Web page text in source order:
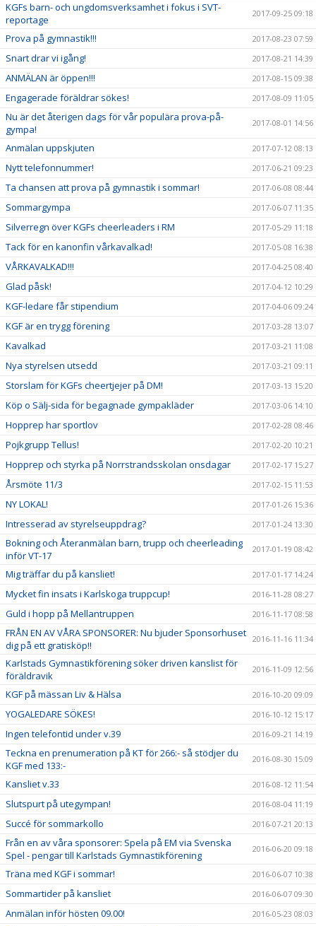
KGFs barn- och ungdomsverksamhet i fokus i SVT-
reportage
2017-09-25 09:18
Prova på gymnastik!!! 2017-08-23 07:59
Snart drar vi igång! 2017-08-21 14:39
ANMÄLAN är öppen!!! 2017-08-15 09:38
Engagerade föräldrar sökes! 2017-08-09 11:05
Nu är det återigen dags för vår populära prova-på-
gympa!
2017-08-01 14:56
Anmälan uppskjuten 2017-07-12 08:13
Nytt telefonnummer! 2017-06-21 09:23
Ta chansen att prova på gymnastik i sommar! 2017-06-08 08:44
Sommargympa 2017-06-07 11:35
Silverregn över KGFs cheerleaders i RM 2017-05-29 11:18
Tack för en kanonfin vårkavalkad! 2017-05-08 16:38
VÅRKAVALKAD!!! 2017-04-25 08:40
Glad påsk! 2017-04-12 10:29
KGF-ledare får stipendium 2017-04-06 09:24
KGF är en trygg förening 2017-03-28 13:07
Kavalkad 2017-03-21 11:08
Nya styrelsen utsedd 2017-03-21 09:11
Storslam för KGFs cheertjejer på DM! 2017-03-13 15:20
Köp o Sälj-sida för begagnade gympakläder 2017-03-06 14:10
Hopprep har sportlov 2017-02-28 08:46
Pojkgrupp Tellus! 2017-02-20 10:21
Hopprep och styrka på Norrstrandsskolan onsdagar 2017-02-17 15:27
Årsmöte 11/3 2017-02-15 11:53
NY LOKAL! 2017-01-26 15:36
Intresserad av styrelseuppdrag? 2017-01-24 13:30
Bokning och Återanmälan barn, trupp och cheerleading
inför VT-17
2017-01-19 08:42
Mig träffar du på kansliet! 2017-01-17 14:24
Mycket fin insats i Karlskoga truppcup! 2016-11-28 08:27
Guld i hopp på Mellantruppen 2016-11-17 08:58
FRÅN EN AV VÅRA SPONSORER: Nu bjuder Sponsorhuset
dig på ett gratisköp!!
2016-11-16 11:34
Karlstads Gymnastikförening söker driven kanslist för
föräldravik
2016-11-09 12:56
KGF på mässan Liv & Hälsa 2016-10-20 09:09
YOGALEDARE SÖKES! 2016-10-12 15:17
Ingen telefontid under v.39 2016-09-21 14:19
Teckna en prenumeration på KT för 266:- så stödjer du
KGF med 133:-
2016-08-30 15:09
Kansliet v.33 2016-08-12 11:54
Slutspurt på utegympan! 2016-08-04 11:19
Succé för sommarkollo 2016-07-21 20:13
Från en av våra sponsorer: Spela på EM via Svenska
Spel - pengar till Karlstads Gymnastikförening
2016-06-20 09:18
Träna med KGF i sommar! 2016-06-07 10:38
Sommartider på kansliet 2016-06-07 09:30
Anmälan inför hösten 09.00! 2016-05-23 08:03